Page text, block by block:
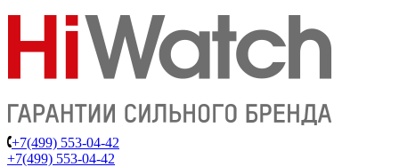
+7(499) 553-04-42
+7(499) 553-04-42